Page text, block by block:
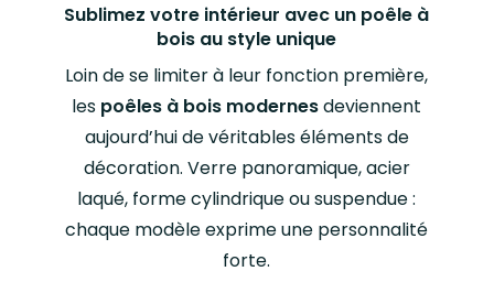
Sublimez votre intérieur avec un poêle à
bois au style unique
Loin de se limiter à leur fonction première,
les poêles à bois modernesdeviennent
aujourd’hui de véritables éléments de
décoration. Verre panoramique, acier
laqué, forme cylindrique ou suspendue :
chaque modèle exprime une personnalité
forte.